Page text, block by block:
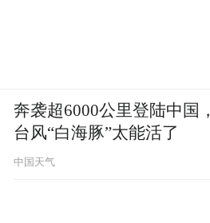
奔袭超6000公里登陆中国，
台风“白海豚”太能活了
中国天气